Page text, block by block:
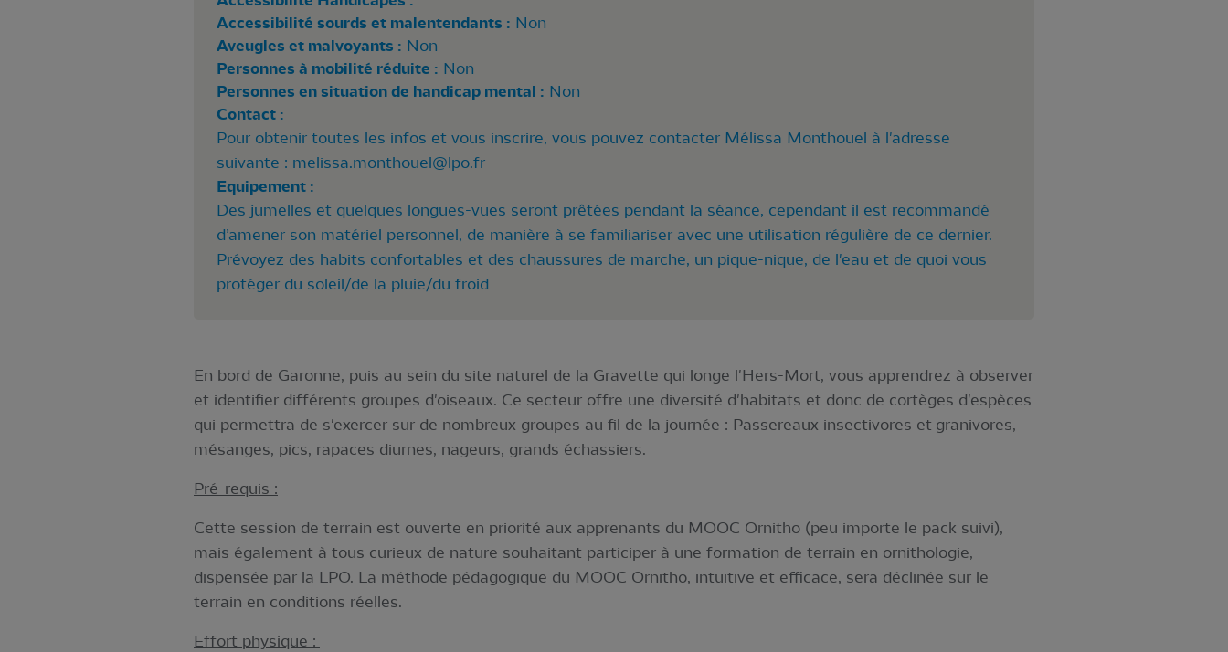
Accessibilité sourds et malentendants : Non
Aveugles et malvoyants : Non
Personnes à mobilité réduite : Non
Personnes en situation de handicap mental : Non
Contact :
Pour obtenir toutes les infos et vous inscrire, vous pouvez contacter Mélissa Monthouel à l'adresse
suivante : melissa.monthouel@lpo.fr
Equipement :
Des jumelles et quelques longues-vues seront prêtées pendant la séance, cependant il est recommandé
d’amener son matériel personnel, de manière à se familiariser avec une utilisation régulière de ce dernier.
Prévoyez des habits confortables et des chaussures de marche, un pique-nique, de l'eau et de quoi vous
protéger du soleil/de la pluie/du froid
En bord de Garonne, puis au sein du site naturel de la Gravette qui longe l'Hers-Mort, vous apprendrez à observer
et identifier différents groupes d'oiseaux. Ce secteur offre une diversité d'habitats et donc de cortèges d'espèces
qui permettra de s'exercer sur de nombreux groupes au fil de la journée : Passereaux insectivores et granivores,
mésanges, pics, rapaces diurnes, nageurs, grands échassiers.
Pré-requis :
Cette session de terrain est ouverte en priorité aux apprenants du MOOC Ornitho (peu importe le pack suivi),
mais également à tous curieux de nature souhaitant participer à une formation de terrain en ornithologie,
dispensée par la LPO. La méthode pédagogique du MOOC Ornitho, intuitive et efficace, sera déclinée sur le
terrain en conditions réelles.
Effort physique :